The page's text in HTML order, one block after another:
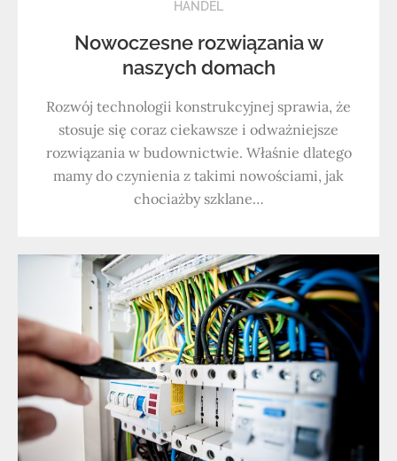
HANDEL
Nowoczesne rozwiązania w
naszych domach
Rozwój technologii konstrukcyjnej sprawia, że
stosuje się coraz ciekawsze i odważniejsze
rozwiązania w budownictwie. Właśnie dlatego
mamy do czynienia z takimi nowościami, jak
chociażby szklane…